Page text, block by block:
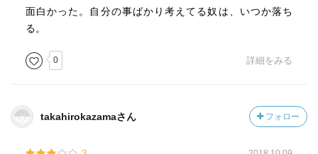
面白かった。自分の事ばかり考えてる奴は、いつか落ち
る。
0 詳細をみる
takahirokazamaさん フォロー